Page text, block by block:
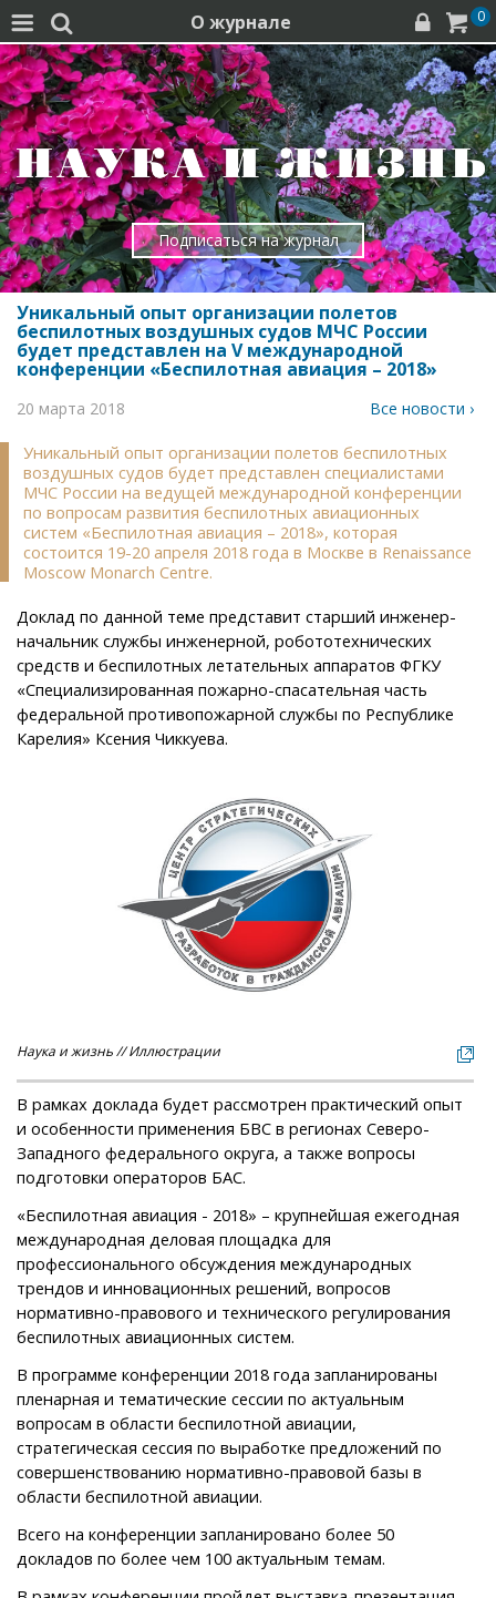
  О журнале   0
Подписаться на журнал
Уникальный опыт организации полетов
беспилотных воздушных судов МЧС России
будет представлен на V международной
конференции «Беспилотная авиация – 2018»
20 марта 2018 Все новости ›
Уникальный опыт организации полетов беспилотных
воздушных судов будет представлен специалистами
МЧС России на ведущей международной конференции
по вопросам развития беспилотных авиационных
систем «Беспилотная авиация – 2018», которая
состоится 19-20 апреля 2018 года в Москве в Renaissance
Moscow Monarch Centre.
Доклад по данной теме представит старший инженер-
начальник службы инженерной, робототехнических
средств и беспилотных летательных аппаратов ФГКУ
«Специализированная пожарно-спасательная часть
федеральной противопожарной службы по Республике
Карелия» Ксения Чиккуева.
Наука и жизнь // Иллюстрации
В рамках доклада будет рассмотрен практический опыт
и особенности применения БВС в регионах Северо-
Западного федерального округа, а также вопросы
подготовки операторов БАС.
«Беспилотная авиация - 2018» – крупнейшая ежегодная
международная деловая площадка для
профессионального обсуждения международных
трендов и инновационных решений, вопросов
нормативно-правового и технического регулирования
беспилотных авиационных систем.
В программе конференции 2018 года запланированы
пленарная и тематические сессии по актуальным
вопросам в области беспилотной авиации,
стратегическая сессия по выработке предложений по
совершенствованию нормативно-правовой базы в
области беспилотной авиации.
Всего на конференции запланировано более 50
докладов по более чем 100 актуальным темам.